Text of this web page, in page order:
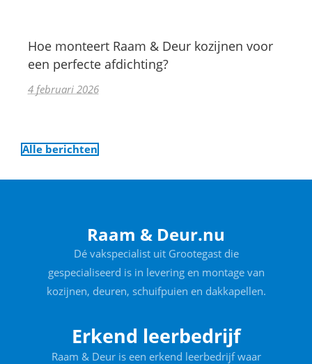
Hoe monteert Raam & Deur kozijnen voor
een perfecte afdichting?
4 februari 2026
Alle berichten
Raam & Deur.nu
Dé vakspecialist uit Grootegast die
gespecialiseerd is in levering en montage van
kozijnen, deuren, schuifpuien en dakkapellen.
Erkend leerbedrijf
Raam & Deur is een erkend leerbedrijf waar